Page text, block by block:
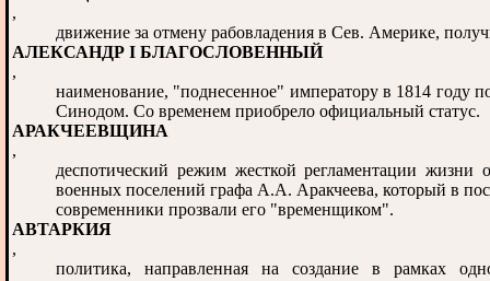
,
движение за отмену рабовладения в Сев. Америке,
АЛЕКСАНДР I БЛАГОСЛОВЕННЫЙ
,
наименование, "поднесенное" императору в 1814 году
Синодом. Со временем приобрело официальный статус.
АРАКЧЕЕВЩИНА
,
деспотический режим жесткой регламентации жизни
военных поселений графа А.А. Аракчеева, который в
современники прозвали его "временщиком".
АВТАРКИЯ
,
политика, направленная на создание в рамках